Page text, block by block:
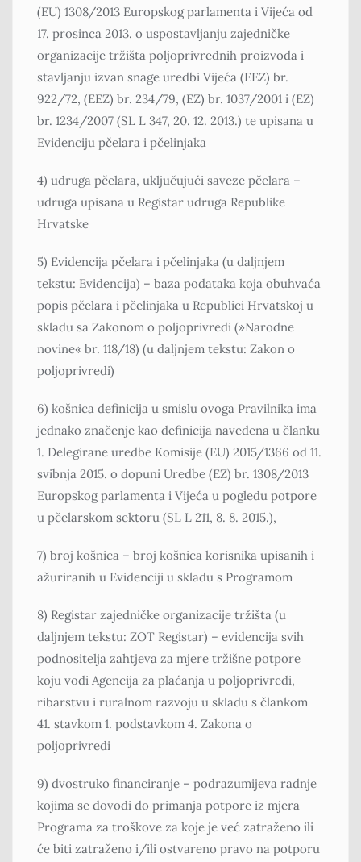
(EU) 1308/2013 Europskog parlamenta i Vijeća od
17. prosinca 2013. o uspostavljanju zajedničke
organizacije tržišta poljoprivrednih proizvoda i
stavljanju izvan snage uredbi Vijeća (EEZ) br.
922/72, (EEZ) br. 234/79, (EZ) br. 1037/2001 i (EZ)
br. 1234/2007 (SL L 347, 20. 12. 2013.) te upisana u
Evidenciju pčelara i pčelinjaka
4) udruga pčelara, uključujući saveze pčelara –
udruga upisana u Registar udruga Republike
Hrvatske
5) Evidencija pčelara i pčelinjaka (u daljnjem
tekstu: Evidencija) – baza podataka koja obuhvaća
popis pčelara i pčelinjaka u Republici Hrvatskoj u
skladu sa Zakonom o poljoprivredi (»Narodne
novine« br. 118/18) (u daljnjem tekstu: Zakon o
poljoprivredi)
6) košnica definicija u smislu ovoga Pravilnika ima
jednako značenje kao definicija navedena u članku
1. Delegirane uredbe Komisije (EU) 2015/1366 оd 11.
svibnja 2015. o dopuni Uredbe (EZ) br. 1308/2013
Europskog parlamenta i Vijeća u pogledu potpore
u pčelarskom sektoru (SL L 211, 8. 8. 2015.),
7) broj košnica – broj košnica korisnika upisanih i
ažuriranih u Evidenciji u skladu s Programom
8) Registar zajedničke organizacije tržišta (u
daljnjem tekstu: ZOT Registar) – evidencija svih
podnositelja zahtjeva za mjere tržišne potpore
koju vodi Agencija za plaćanja u poljoprivredi,
ribarstvu i ruralnom razvoju u skladu s člankom
41. stavkom 1. podstavkom 4. Zakona o
poljoprivredi
9) dvostruko financiranje – podrazumijeva radnje
kojima se dovodi do primanja potpore iz mjera
Programa za troškove za koje je već zatraženo ili
će biti zatraženo i/ili ostvareno pravo na potporu